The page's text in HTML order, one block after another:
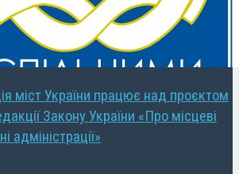
міст України працює над проєктом
Закону України «Про місцеві
адміністрації»